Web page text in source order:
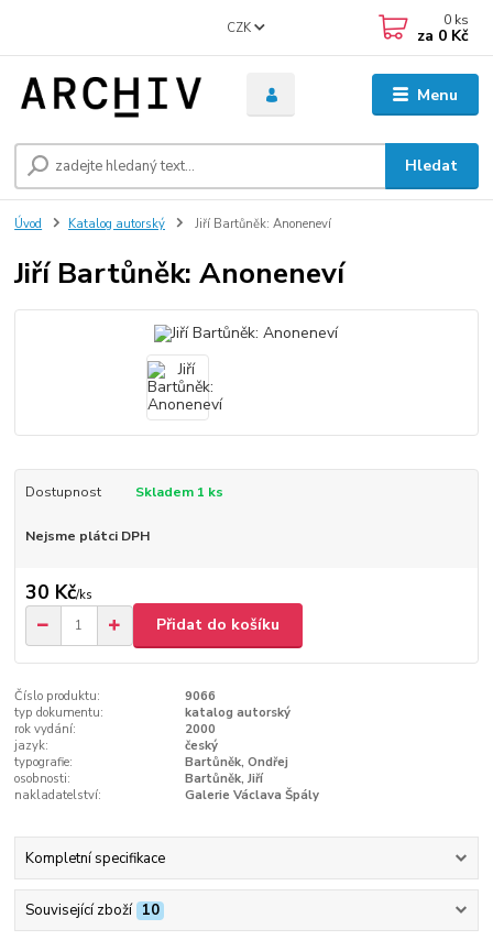
Menu
CZK
Hledat
0 ks
za 0 Kč
Úvod Katalog autorský Jiří Bartůněk: Anoneneví
Jiří Bartůněk: Anoneneví
Dostupnost Skladem 1 ks
Nejsme plátci DPH
30 Kč/ks
Přidat do košíku
Číslo produktu:
9066
typ dokumentu:
katalog autorský
rok vydání:
2000
jazyk:
český
typografie:
Bartůněk, Ondřej
osobnosti:
Bartůněk, Jiří
nakladatelství:
Galerie Václava Špály
Kompletní specifikace
Související zboží 10